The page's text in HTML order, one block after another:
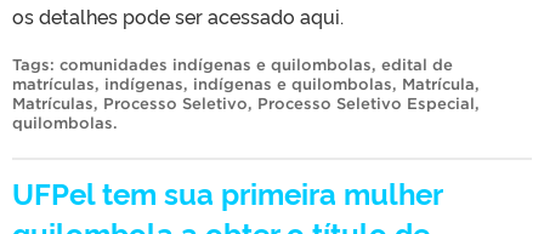
os detalhes pode ser acessado aqui.
Tags: comunidades indígenas e quilombolas, edital de
matrículas, indígenas, indígenas e quilombolas, Matrícula,
Matrículas, Processo Seletivo, Processo Seletivo Especial,
quilombolas.
UFPel tem sua primeira mulher